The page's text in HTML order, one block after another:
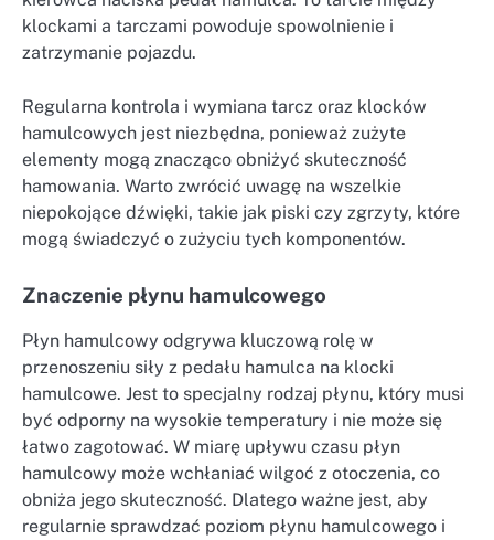
klockami a tarczami powoduje spowolnienie i
zatrzymanie pojazdu.
Regularna kontrola i wymiana tarcz oraz klocków
hamulcowych jest niezbędna, ponieważ zużyte
elementy mogą znacząco obniżyć skuteczność
hamowania. Warto zwrócić uwagę na wszelkie
niepokojące dźwięki, takie jak piski czy zgrzyty, które
mogą świadczyć o zużyciu tych komponentów.
Znaczenie płynu hamulcowego
Płyn hamulcowy odgrywa kluczową rolę w
przenoszeniu siły z pedału hamulca na klocki
hamulcowe. Jest to specjalny rodzaj płynu, który musi
być odporny na wysokie temperatury i nie może się
łatwo zagotować. W miarę upływu czasu płyn
hamulcowy może wchłaniać wilgoć z otoczenia, co
obniża jego skuteczność. Dlatego ważne jest, aby
regularnie sprawdzać poziom płynu hamulcowego i